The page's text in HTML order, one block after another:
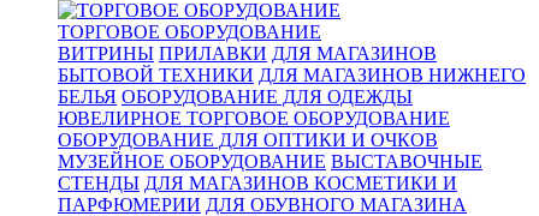
ТОРГОВОЕ ОБОРУДОВАНИЕ
ВИТРИНЫ ПРИЛАВКИ ДЛЯ МАГАЗИНОВ
БЫТОВОЙ ТЕХНИКИ ДЛЯ МАГАЗИНОВ НИЖНЕГО
БЕЛЬЯ ОБОРУДОВАНИЕ ДЛЯ ОДЕЖДЫ
ЮВЕЛИРНОЕ ТОРГОВОЕ ОБОРУДОВАНИЕ
ОБОРУДОВАНИЕ ДЛЯ ОПТИКИ И ОЧКОВ
МУЗЕЙНОЕ ОБОРУДОВАНИЕ ВЫСТАВОЧНЫЕ
СТЕНДЫ ДЛЯ МАГАЗИНОВ КОСМЕТИКИ И
ПАРФЮМЕРИИ ДЛЯ ОБУВНОГО МАГАЗИНА